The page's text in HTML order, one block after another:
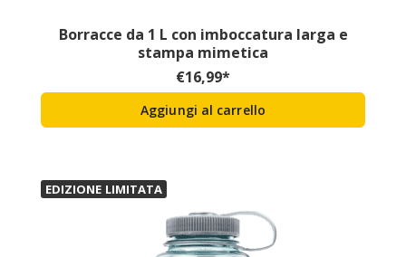
Borracce da 1 L con imboccatura larga e
stampa mimetica
€16,99*
Aggiungi al carrello
EDIZIONE LIMITATA